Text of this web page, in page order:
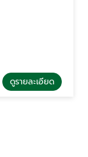
ดูรายละเอียด